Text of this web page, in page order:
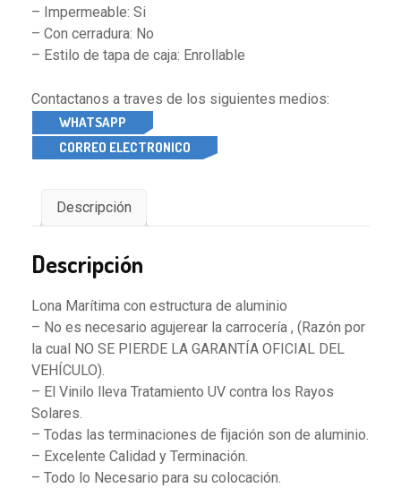
– Impermeable: Si
– Con cerradura: No
– Estilo de tapa de caja: Enrollable
Contactanos a traves de los siguientes medios:
WHATSAPP
CORREO ELECTRONICO
Descripción
Descripción
Lona Marítima con estructura de aluminio
– No es necesario agujerear la carrocería , (Razón por
la cual NO SE PIERDE LA GARANTÍA OFICIAL DEL
VEHÍCULO).
– El Vinilo lleva Tratamiento UV contra los Rayos
Solares.
– Todas las terminaciones de fijación son de aluminio.
– Excelente Calidad y Terminación.
– Todo lo Necesario para su colocación.